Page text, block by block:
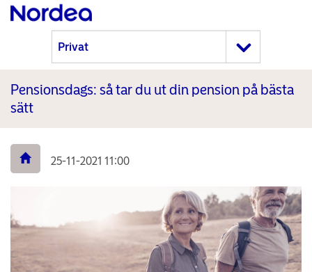
Pensionsdags: så tar du ut din pension på bästa
sätt
25-11-2021 11:00